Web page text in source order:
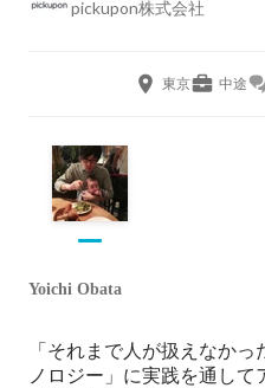
pickupon株式会社
東京 中途
Yoichi Obata
「それまで人が扱えなか
ノロジー」に実践を通し